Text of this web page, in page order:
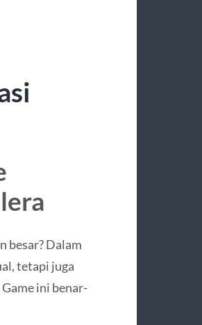
besar? Dalam
tetapi juga
ini benar-